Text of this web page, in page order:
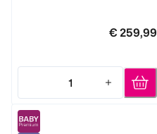
€ 259,99
1
Quantity: 1